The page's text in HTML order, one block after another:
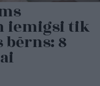
iemigsi tik
8